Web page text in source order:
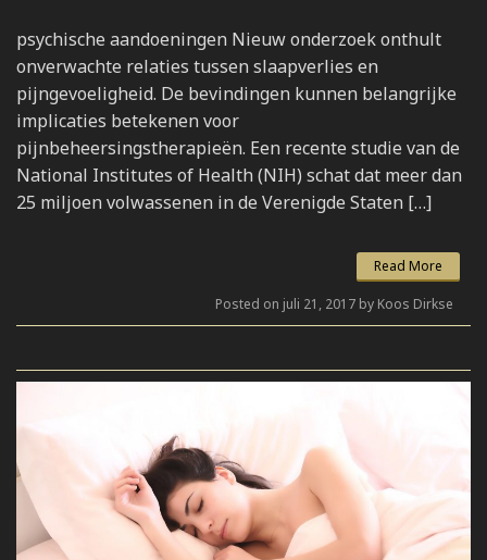
psychische aandoeningen Nieuw onderzoek onthult
onverwachte relaties tussen slaapverlies en
pijngevoeligheid. De bevindingen kunnen belangrijke
implicaties betekenen voor
pijnbeheersingstherapieën. Een recente studie van de
National Institutes of Health (NIH) schat dat meer dan
25 miljoen volwassenen in de Verenigde Staten […]
Read More
Posted on juli 21, 2017 by Koos Dirkse